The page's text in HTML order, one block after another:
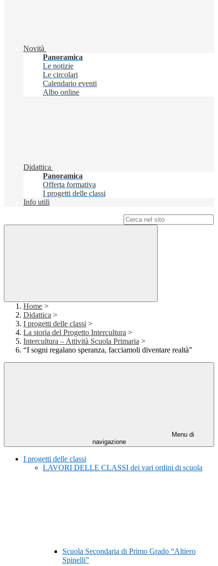
Novità
Panoramica
Le notizie
Le circolari
Calendario eventi
Albo online
Didattica
Panoramica
Offerta formativa
I progetti delle classi
Info utili
Home >
Didattica >
I progetti delle classi >
La storia del Progetto Intercultura >
Intercultura – Attività Scuola Primaria >
“I sogni regalano speranza, facciamoli diventare realtà”
Menu di
navigazione
I progetti delle classi
LAVORI DELLE CLASSI dei vari ordini di scuola
Scuola Secondaria di Primo Grado “Altiero
Spinelli”